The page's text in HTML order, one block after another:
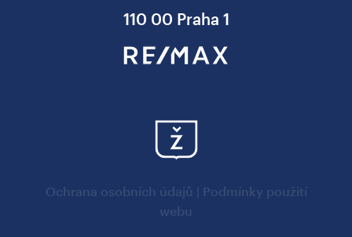
110 00 Praha 1
Ochrana osobních údajů
Podmínky použití
webu